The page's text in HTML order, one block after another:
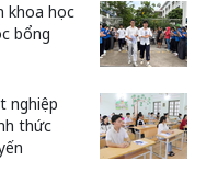
khoa học
bổng
nghiệp
thức